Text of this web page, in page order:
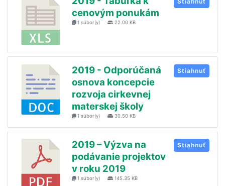
cenovým ponukám
1 súbor(y) 22.00 KB
2019 - Odporúčaná
osnova koncepcie
rozvoja cirkevnej
materskej školy
1 súbor(y) 30.50 KB
Stiahnuť
2019 – Výzva na
podávanie projektov
v roku 2019
1 súbor(y) 145.35 KB
Stiahnuť